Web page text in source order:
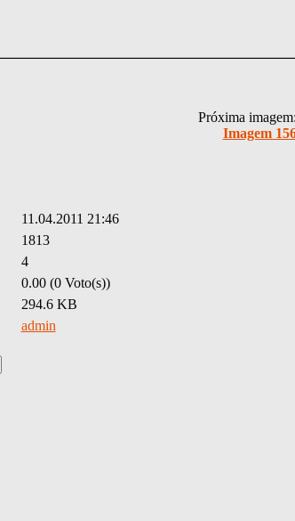
Próxima imagem:
Imagem
11.04.2011 21:46
1813
4
0.00 (0 Voto(s))
294.6 KB
admin